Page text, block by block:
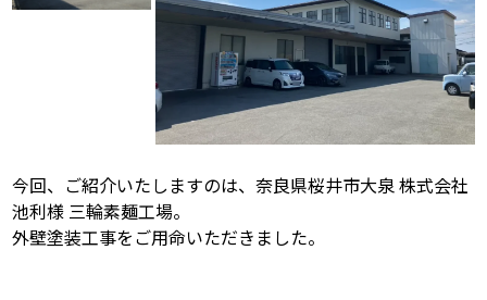
工場倉庫改修 アパート・マンション修繕
今回、ご紹介いたしますのは、奈良県桜井市大泉 株式会社
池利様 三輪素麺工場。
外壁塗装工事をご用命いただきました。